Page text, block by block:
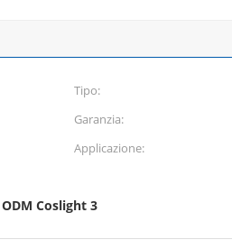
Tipo:
Garanzia:
Applicazione:
ODM Coslight 3